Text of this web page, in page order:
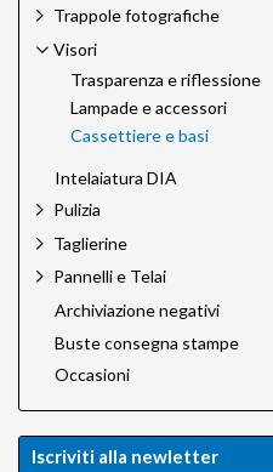
Trappole fotografiche
Visori
Trasparenza e riflessione
Lampade e accessori
Cassettiere e basi
Intelaiatura DIA
Pulizia
Taglierine
Pannelli e Telai
Archiviazione negativi
Buste consegna stampe
Occasioni
Iscriviti alla newletter